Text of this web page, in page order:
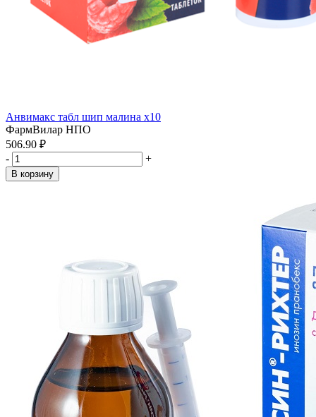
Анвимакс табл шип малина x10
ФармВилар НПО
506.90 ₽
-
+
В корзину